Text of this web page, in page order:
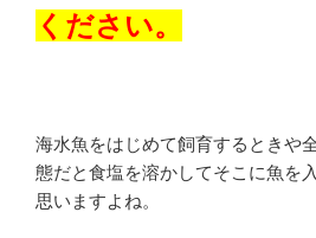
ください。
海水魚をはじめて飼育するときや
態だと食塩を溶かしてそこに魚を
思いますよね。